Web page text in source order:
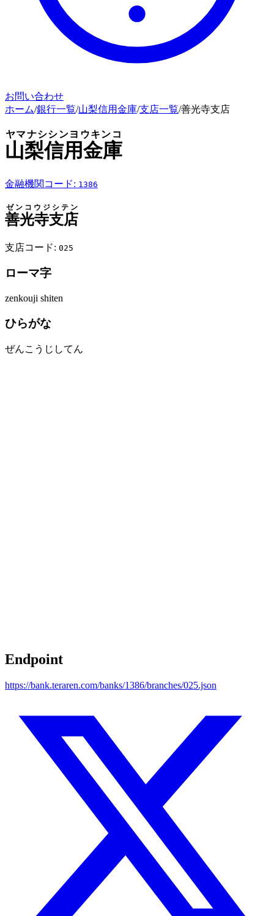
お問い合わせ
ホーム/銀行一覧/山梨信用金庫/支店一覧/善光寺支店
山梨信用金庫
ヤマナシシンヨウキンコ
金融機関コード: 1386
善光寺支店
ゼンコウジシテン
支店コード: 025
ローマ字
zenkouji shiten
ひらがな
ぜんこうじしてん
Endpoint
https://bank.teraren.com/banks/1386/branches/025.json